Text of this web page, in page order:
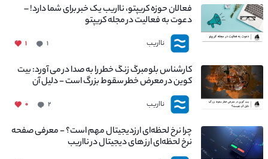
فعالان حوزه کریپتو، نااریب یک خبر برای شما دارد! –
دعوت به فعالیت در مجله کریپتو
نااریب ۱ ۱
کارشناس بلومبرگ زنگ خطر را به صدا در می آورد: بیت
کوین در معرض خطر سقوط بزرگ است - دلیل آن
چیست؟
نااریب ۲ ۰
چرا نرخ لحظه‌ای ارزدیجیتال مهم است؟ - معرفی صفحه
نرخ لحظه‌ای ارز های دیجیتال در نااریب